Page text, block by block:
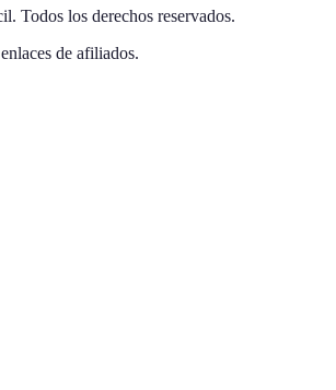
. Todos los derechos reservados.
de afiliados.